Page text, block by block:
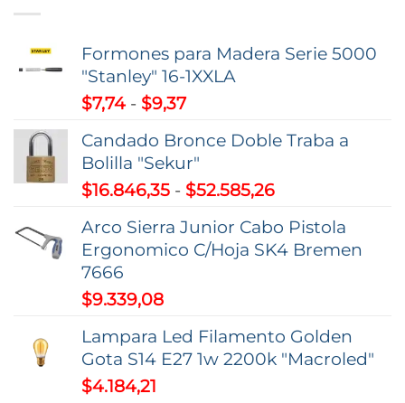
Formones para Madera Serie 5000
"Stanley" 16-1XXLA
$7,74 - $9,37Rango
precios:
desde
$7,74
$9,37
Candado Bronce Doble Traba a
Bolilla "Sekur"
$16.846,35 - $52.585,26Rango
precios:
desde
Arco Sierra Junior Cabo Pistola
Ergonomico C/Hoja SK4 Bremen
7666
$9.339,08
Lampara Led Filamento Golden
Gota S14 E27 1w 2200k "Macroled"
$4.184,21